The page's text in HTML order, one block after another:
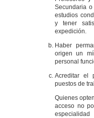
Secundaria
estudios
y tener
expedición.
Haber
origen un
personal
Acreditar el
puestos de
Quienes
acceso no